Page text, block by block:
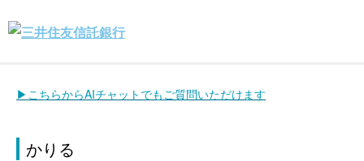
▶こちらからAIチャットでもご質問いただけます
かりる